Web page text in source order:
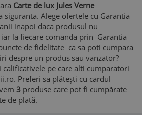
Carte de lux Jules Verne
Alege ofertele cu Garantia
inapoi daca produsul nu
la fiecare comanda prin Garantia
de fidelitate ca sa poti cumpara
despre un produs sau vanzator?
pe care alti cumparatori
Preferi sa plătești cu cardul
3 produse care pot fi cumpărate
de plată.